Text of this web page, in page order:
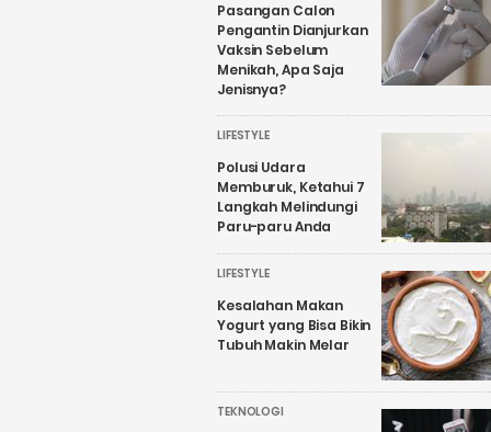
Pasangan Calon
Pengantin Dianjurkan
Vaksin Sebelum
Menikah, Apa Saja
Jenisnya?
LIFESTYLE
Polusi Udara
Memburuk, Ketahui 7
Langkah Melindungi
Paru-paru Anda
LIFESTYLE
Kesalahan Makan
Yogurt yang Bisa Bikin
Tubuh Makin Melar
TEKNOLOGI